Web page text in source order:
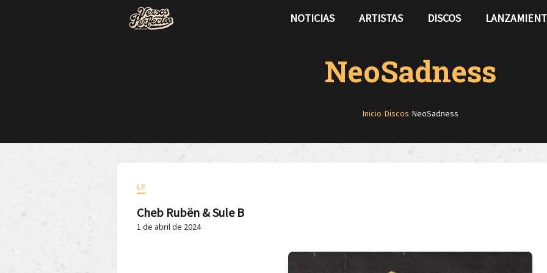
NOTICIAS ARTISTAS DISCOS
NeoSadness
Inicio/Discos/NeoSadness
LP
Cheb Rubën & Sule B
1 de abril de 2024